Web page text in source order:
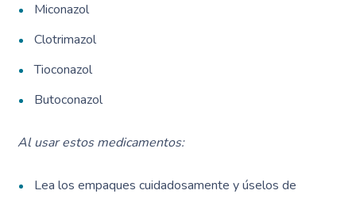
Miconazol
Clotrimazol
Tioconazol
Butoconazol
Al usar estos medicamentos:
Lea los empaques cuidadosamente y úselos de